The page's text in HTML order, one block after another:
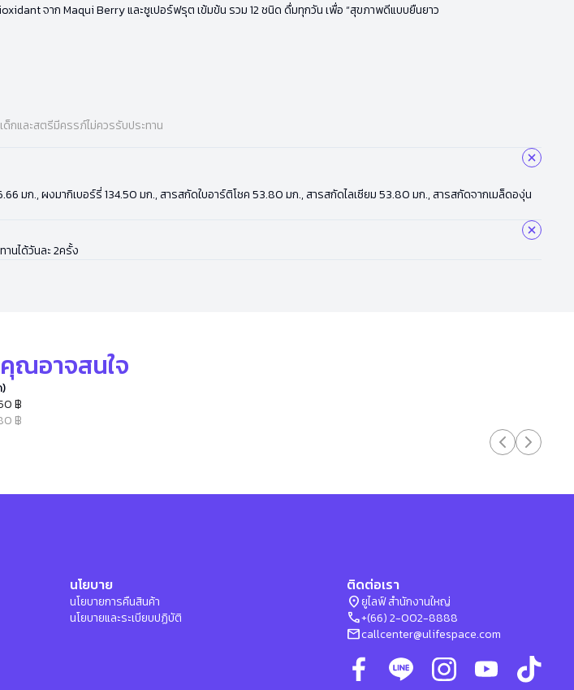
จาก Maqui Berry และซูเปอร์ฟรุต เข้มข้น รวม 12 ชนิด ดื่มทุกวัน เพื่อ “สุขภาพดีแบบยืนยาว
ด็กและสตรีมีครรภ์ไม่ควรรับประทาน
มก., ผงมากิเบอร์รี่ 134.50 มก., สารสกัดใบอาร์ติโชค 53.80 มก., สารสกัดไลเซียม 53.80 มก., สารสกัดจากเมล็ดองุ่น
นได้วันละ 2ครั้ง
ณอาจสนใจ
฿
฿
นโยบาย
นโยบายการคืนสินค้า
นโยบายและระเบียบปฏิบัติ
ติดต่อเรา
location_onยูไลฟ์ สำนักงานใหญ่
phone+(66) 2-002-8888
mailcallcenter@ulifespace.com